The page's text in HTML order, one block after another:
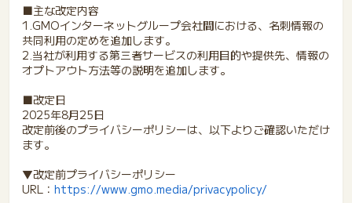
■主な改定内容
1.GMOインターネットグループ会社間における、名刺情報の
共同利用の定めを追加します。
2.当社が利用する第三者サービスの利用目的や提供先、情報の
オプトアウト方法等の説明を追加します。
■改定日
2025年8月25日
改定前後のプライバシーポリシーは、以下よりご確認いただけ
ます。
▼改定前プライバシーポリシー
URL： https://www.gmo.media/privacypolicy/